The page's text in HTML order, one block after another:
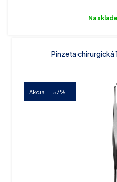
Na
Pinzeta chirurgická
Akcia -57%